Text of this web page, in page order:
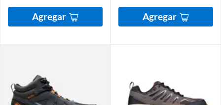
Agregar Agregar